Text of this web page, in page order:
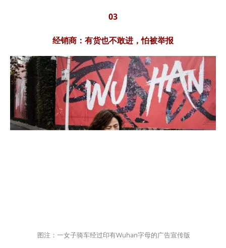
03
经销商：有货也不敢进，怕被举报
图注：一女子骑车经过印有Wuhan字母的广告宣传版